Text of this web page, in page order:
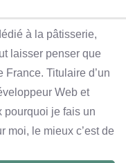
à la pâtisserie,
laisser penser que
Titulaire d’un
Web et
pourquoi je fais un
moi, le mieux c’est de